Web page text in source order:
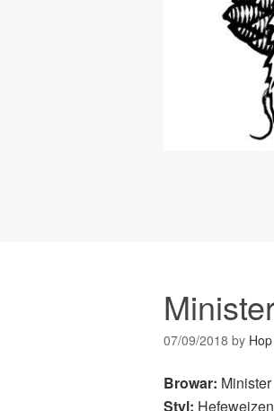
07/09/2018 by
Browar: Minister
Styl: Hefeweizen